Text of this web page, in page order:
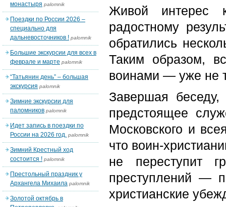
Живой интерес
радостному
обратились
Таким образом,
воинами — уже не
Завершая беседу,
предстоящее
Московского и
что воин-
не переступит
преступлений —
христианские
монастыря palomnik
Поездки по России 2026 –
специально для
дальневосточников ! palomnik
Большие экскурсии для всех в
феврале и марте palomnik
“Татьянин день” – большая
экскурсия palomnik
Зимние экскурсии для
паломников palomnik
Идет запись в поездки по
России на 2026 год. palomnik
Зимний Крестный ход
состоится ! palomnik
Престольный праздник у
Архангела Михаила palomnik
Золотой октябрь в